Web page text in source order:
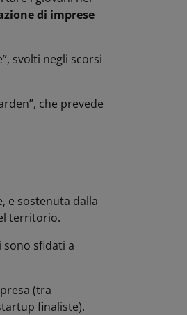
di imprese
svolti negli scorsi
che prevede
e sostenuta dalla
territorio.
sfidati a
(tra
finaliste).